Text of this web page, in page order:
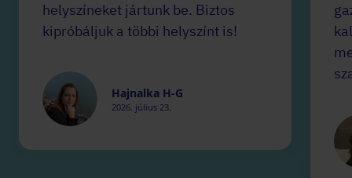
helyszíneket jártunk be. Biztos
kipróbáljuk a többi helyszínt is!
Hajnalka H-G
2026. július 23.